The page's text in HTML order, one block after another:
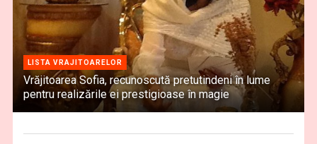
LISTA VRAJITOARELOR
Vrăjitoarea Sofia, recunoscută pretutindeni în lume
pentru realizările ei prestigioase în magie